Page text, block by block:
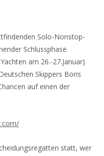
Solo-Nonstop-
Schlussphase
am 26.-27.Januar)
Skippers Boris
auf einen der
statt, wer